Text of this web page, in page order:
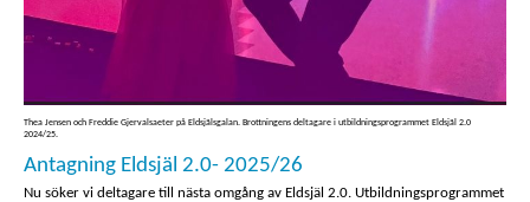
Thea Jensen och Freddie Gjervalsaeter på Eldsjälsgalan. Brottningens deltagare i utbildningsprogrammet Eldsjäl 2.0
2024/25.
Antagning Eldsjäl 2.0- 2025/26
Nu söker vi deltagare till nästa omgång av Eldsjäl 2.0. Utbildningsprogrammet